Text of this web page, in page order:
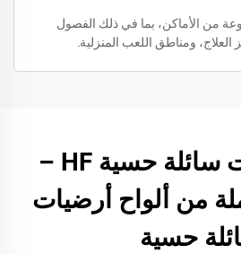
من الأماكن، بما في ذلك الفصول
العلاج، ومناطق اللعب المنزلية.
ألواح أرضيات سائلة حسية HF –
من ألواح أرضيات
حسية